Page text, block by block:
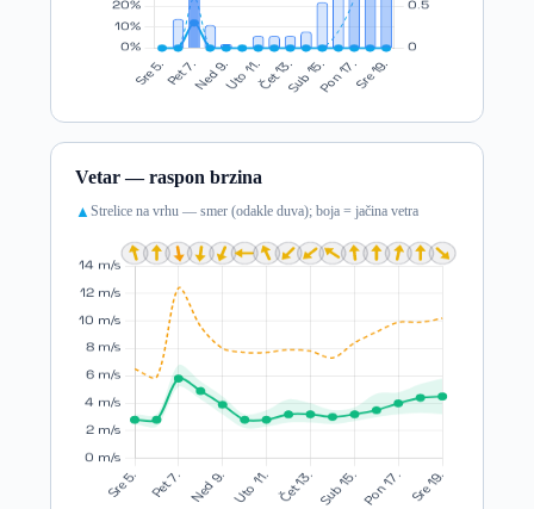
Vetar — raspon brzina
▲ Strelice na vrhu — smer (odakle duva); boja = jačina vetra